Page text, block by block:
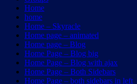
Home
home
Home – Skyracle
Home page – animated
Home page – Blog
Home Page – Blog big
Home Page – Blog with ajax
Home Page – Both Sidebars
Home Page – both sidebars in left